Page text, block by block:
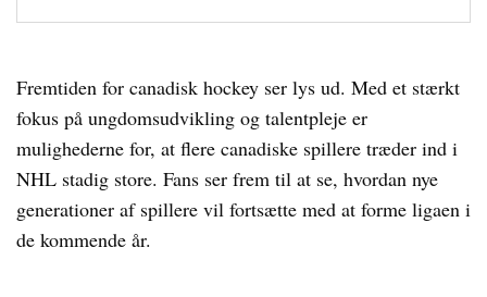
Fremtiden for canadisk hockey ser lys ud. Med et stærkt
fokus på ungdomsudvikling og talentpleje er
mulighederne for, at flere canadiske spillere træder ind i
NHL stadig store. Fans ser frem til at se, hvordan nye
generationer af spillere vil fortsætte med at forme ligaen i
de kommende år.